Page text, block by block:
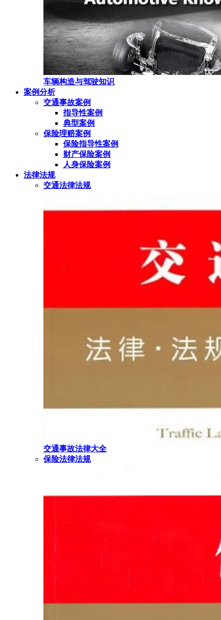
车辆构造与驾驶知识
案例分析
交通事故案例
指导性案例
典型案例
保险理赔案例
保险指导性案例
财产保险案例
人身保险案例
法律法规
交通法律法规
交通事故法律大全
保险法律法规